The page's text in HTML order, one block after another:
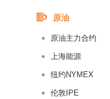
原油
原油主力合约
上海能源
纽约NYMEX
伦敦IPE